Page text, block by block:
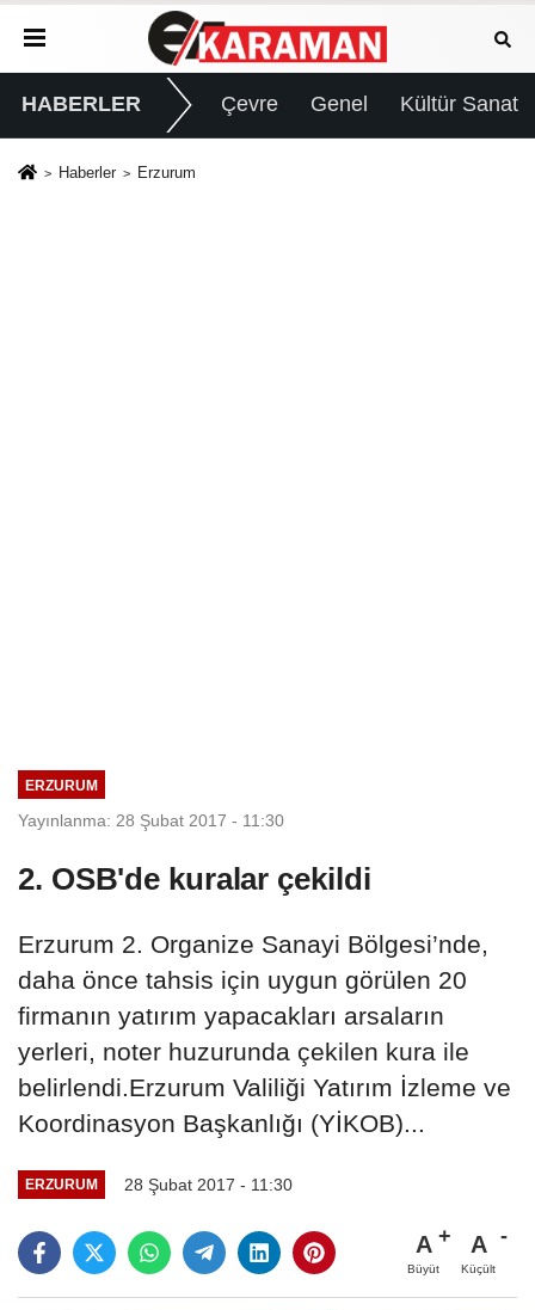
HABERLER Çevre Genel Kültür Sanat
Haberler Erzurum
ERZURUM
Yayınlanma: 28 Şubat 2017 - 11:30
2. OSB'de kuralar çekildi
Erzurum 2. Organize Sanayi Bölgesi’nde,
daha önce tahsis için uygun görülen 20
firmanın yatırım yapacakları arsaların
yerleri, noter huzurunda çekilen kura ile
belirlendi.Erzurum Valiliği Yatırım İzleme ve
Koordinasyon Başkanlığı (YİKOB)...
ERZURUM 28 Şubat 2017 - 11:30
A
Büyüt
A
Küçült